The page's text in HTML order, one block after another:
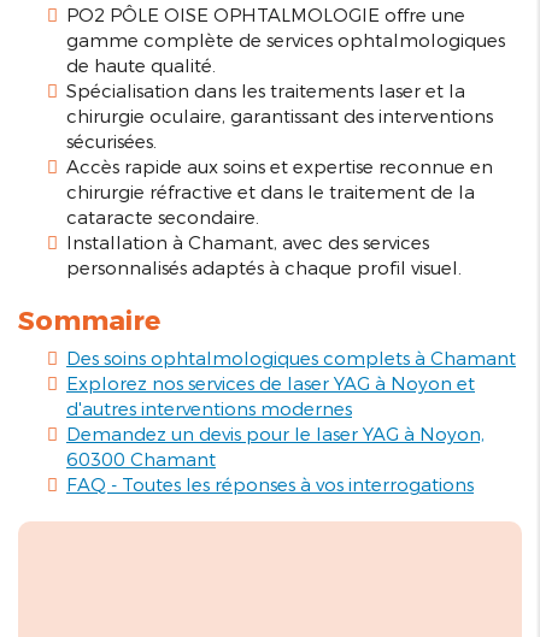
PO2 PÔLE OISE OPHTALMOLOGIE offre une
gamme complète de services ophtalmologiques
de haute qualité.
Spécialisation dans les traitements laser et la
chirurgie oculaire, garantissant des interventions
sécurisées.
Accès rapide aux soins et expertise reconnue en
chirurgie réfractive et dans le traitement de la
cataracte secondaire.
Installation à Chamant, avec des services
personnalisés adaptés à chaque profil visuel.
Sommaire
Des soins ophtalmologiques complets à Chamant
Explorez nos services de laser YAG à Noyon et
d'autres interventions modernes
Demandez un devis pour le laser YAG à Noyon,
60300 Chamant
FAQ - Toutes les réponses à vos interrogations